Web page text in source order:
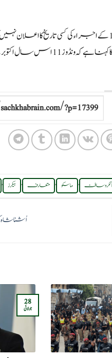
واضح رہے کہ مائیکروسافٹ کی جانب سے اب تک ونڈوز 11 کے اجراء کی
انفارمیشن ٹیکنالوجی کی دنیا پر گہری نظر
, ماسکو , متعارف , ہیکرز ,
اُشنا شاہ
28
جولائی